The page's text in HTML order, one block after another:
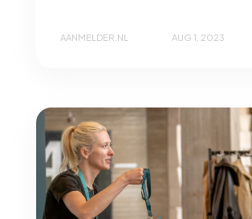
AANMELDER.NL AUG 1, 2023